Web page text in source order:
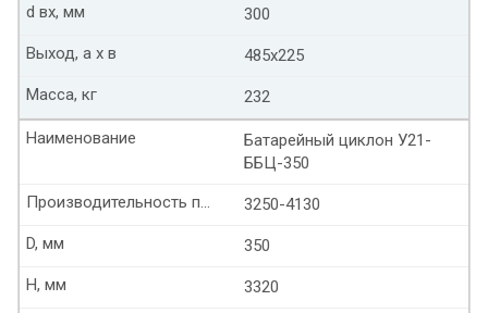
300
d вх, мм
485х225
Выход, а х в
232
Масса, кг
Батарейный циклон У21-
ББЦ-350
Наименование
3250-4130
Производительность по воздуху м3/ч
350
D, мм
3320
Н, мм